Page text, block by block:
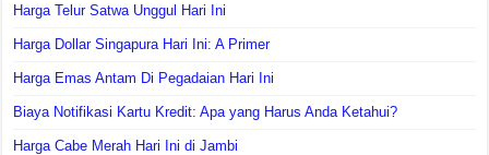
Harga Telur Satwa Unggul Hari Ini
Harga Dollar Singapura Hari Ini: A Primer
Harga Emas Antam Di Pegadaian Hari Ini
Biaya Notifikasi Kartu Kredit: Apa yang Harus Anda Ketahui?
Harga Cabe Merah Hari Ini di Jambi